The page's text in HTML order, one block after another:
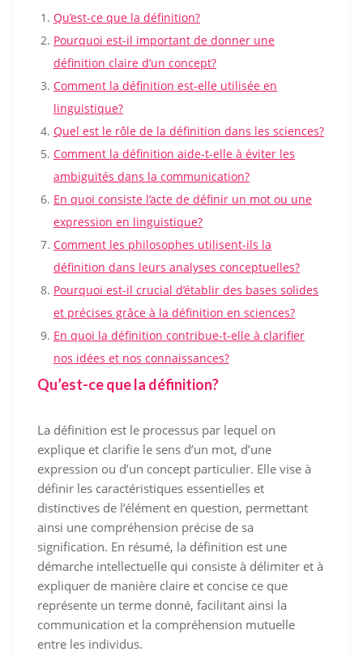
Qu’est-ce que la définition?
Pourquoi est-il important de donner une
définition claire d’un concept?
Comment la définition est-elle utilisée en
linguistique?
Quel est le rôle de la définition dans les sciences?
Comment la définition aide-t-elle à éviter les
ambiguïtés dans la communication?
En quoi consiste l’acte de définir un mot ou une
expression en linguistique?
Comment les philosophes utilisent-ils la
définition dans leurs analyses conceptuelles?
Pourquoi est-il crucial d’établir des bases solides
et précises grâce à la définition en sciences?
En quoi la définition contribue-t-elle à clarifier
nos idées et nos connaissances?
Qu’est-ce que la définition?
La définition est le processus par lequel on
explique et clarifie le sens d’un mot, d’une
expression ou d’un concept particulier. Elle vise à
définir les caractéristiques essentielles et
distinctives de l’élément en question, permettant
ainsi une compréhension précise de sa
signification. En résumé, la définition est une
démarche intellectuelle qui consiste à délimiter et à
expliquer de manière claire et concise ce que
représente un terme donné, facilitant ainsi la
communication et la compréhension mutuelle
entre les individus.